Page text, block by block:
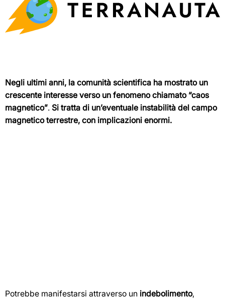
Negli ultimi anni, la comunità scientifica ha mostrato un
crescente interesse verso un fenomeno chiamato “caos
magnetico”. Si tratta di un’eventuale instabilità del campo
magnetico terrestre, con implicazioni enormi.
Potrebbe manifestarsi attraverso un indebolimento,